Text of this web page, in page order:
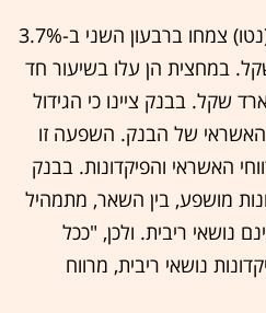
הכנסות בנק לאומי מריבית (נטו) צמחו ברבעון השני ב-3.7%
מיליארד שקל. במחצית הן עלו בשיעור חד
5.1% ל-8.56 מיליארד שקל. בבנק ציינו כי הגידול
של הבנק. השפעה זו
האשראי והפיקדונות. בבנק
מושפע, בין השאר, מתמהיל
נושאי ריבית. ולכן, "ככל
נושאי ריבית, מרווח